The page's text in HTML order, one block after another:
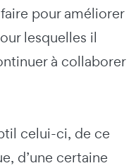
pour améliorer
lesquelles il
à collaborer
celui-ci, de ce
d’une certaine